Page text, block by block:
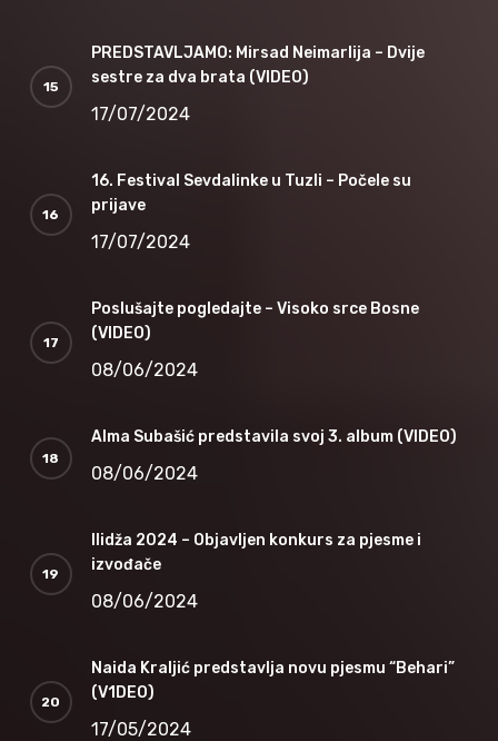
PREDSTAVLJAMO: Mirsad Neimarlija – Dvije
sestre za dva brata (VIDEO)
17/07/2024
16. Festival Sevdalinke u Tuzli – Počele su
prijave
17/07/2024
Poslušajte pogledajte – Visoko srce Bosne
(VIDEO)
08/06/2024
Alma Subašić predstavila svoj 3. album (VIDEO)
08/06/2024
Ilidža 2024 – Objavljen konkurs za pjesme i
izvođače
08/06/2024
Naida Kraljić predstavlja novu pjesmu “Behari”
(V1DEO)
17/05/2024